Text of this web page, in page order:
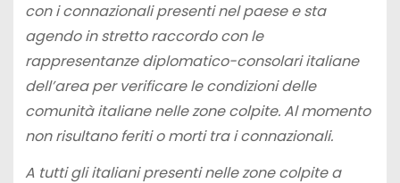
con i connazionali presenti nel paese e sta
agendo in stretto raccordo con le
rappresentanze diplomatico-consolari italiane
dell’area per verificare le condizioni delle
comunità italiane nelle zone colpite. Al momento
non risultano feriti o morti tra i connazionali.
A tutti gli italiani presenti nelle zone colpite a